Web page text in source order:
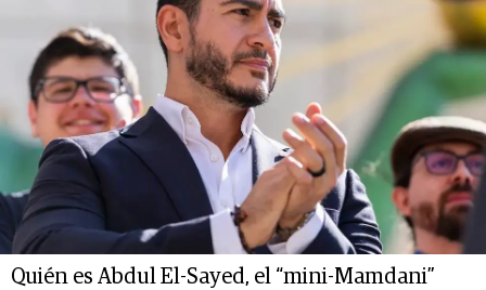
Quién es Abdul El-Sayed, el “mini-Mamdani”